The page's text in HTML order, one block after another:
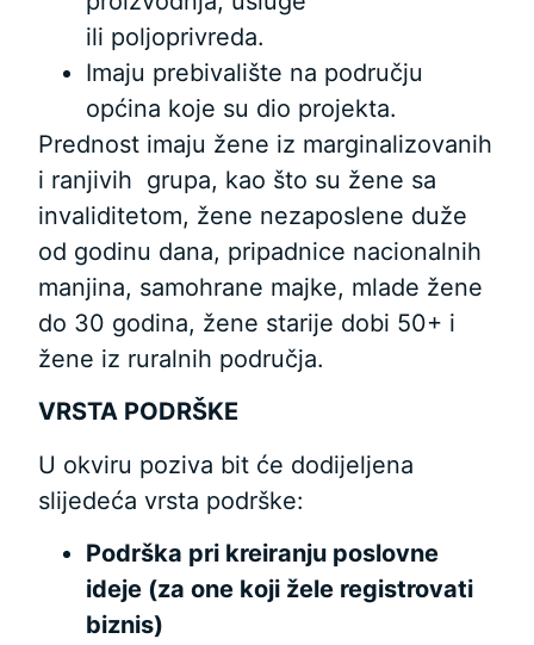
ili poljoprivreda.
Imaju prebivalište na području
općina koje su dio projekta.
Prednost imaju žene iz marginalizovanih
i ranjivih grupa, kao što su žene sa
invaliditetom, žene nezaposlene duže
od godinu dana, pripadnice nacionalnih
manjina, samohrane majke, mlade žene
do 30 godina, žene starije dobi 50+ i
žene iz ruralnih područja.
VRSTA PODRŠKE
U okviru poziva bit će dodijeljena
slijedeća vrsta podrške:
Podrška pri kreiranju poslovne
ideje (za one koji žele registrovati
biznis)